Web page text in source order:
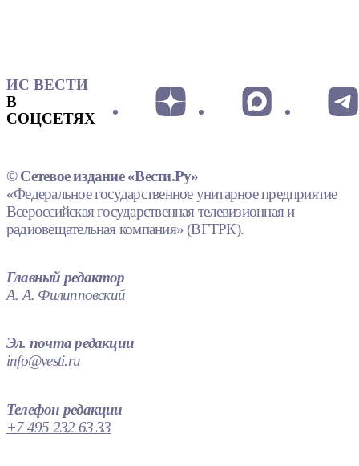
ИС ВЕСТИ
В
СОЦСЕТЯХ
© Сетевое издание «Вести.Ру»
«Федеральное государственное унитарное предприятие
Всероссийская государственная телевизионная и
радиовещательная компания» (ВГТРК).
Главный редактор
А. А. Филипповский
Эл. почта редакции
info@vesti.ru
Телефон редакции
+7 495 232 63 33